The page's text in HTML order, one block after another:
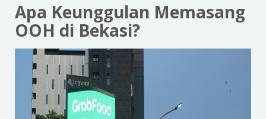
Apa Keunggulan Memasang
OOH di Bekasi?